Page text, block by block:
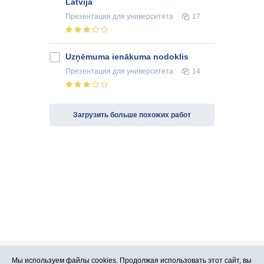
Latvijā
Презентация для университета 17
Uzņēmuma ienākuma nodoklis
Презентация для университета 14
Загрузить больше похожих работ
Мы используем файлы cookies. Продолжая использовать этот сайт, вы